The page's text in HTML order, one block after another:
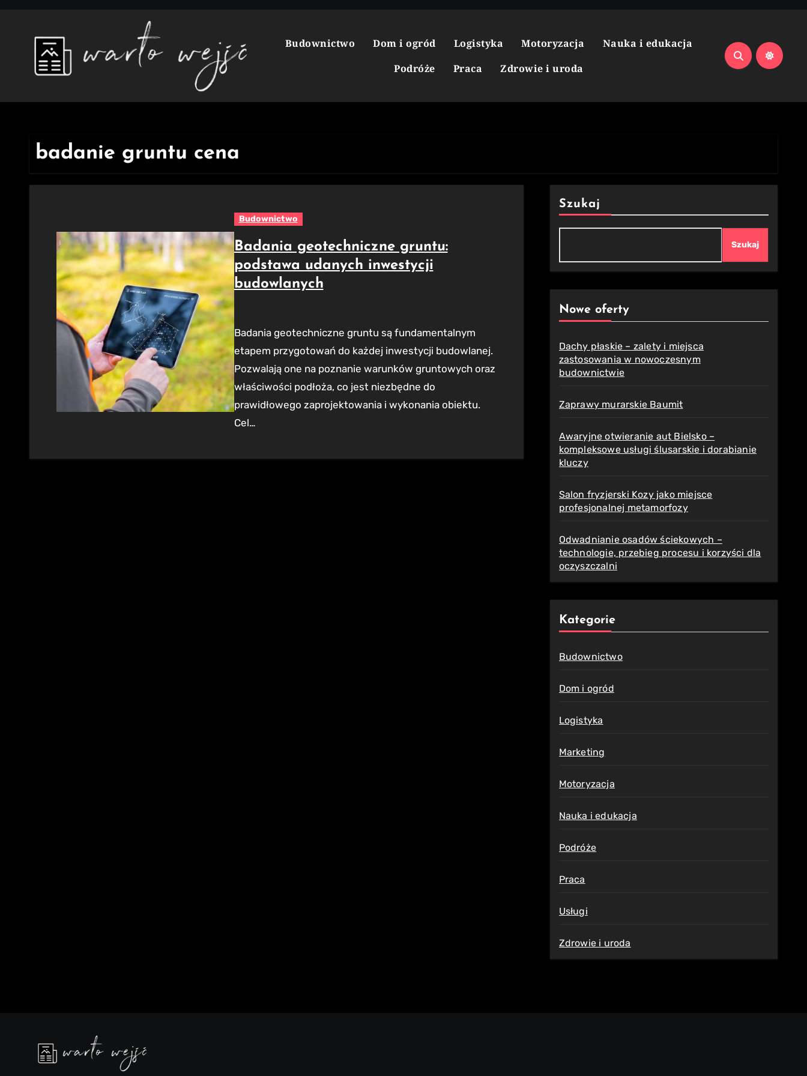
content
Budownictwo Dom i ogród Logistyka Motoryzacja
Nauka i edukacja
Podróże
Praca Zdrowie i uroda
badanie gruntu cena
Budownictwo
Badania geotechniczne gruntu:
podstawa udanych inwestycji
budowlanych
Badania geotechniczne gruntu są fundamentalnym
etapem przygotowań do każdej inwestycji budowlanej.
Pozwalają one na poznanie warunków gruntowych oraz
właściwości podłoża, co jest niezbędne do
prawidłowego zaprojektowania i wykonania obiektu.
Cel…
Szukaj
Szukaj
Nowe oferty
Dachy płaskie – zalety i miejsca
zastosowania w nowoczesnym
budownictwie
Zaprawy murarskie Baumit
Awaryjne otwieranie aut Bielsko –
kompleksowe usługi ślusarskie i dorabianie
kluczy
Salon fryzjerski Kozy jako miejsce
profesjonalnej metamorfozy
Odwadnianie osadów ściekowych –
technologie, przebieg procesu i korzyści dla
oczyszczalni
Kategorie
Budownictwo
Dom i ogród
Logistyka
Marketing
Motoryzacja
Nauka i edukacja
Podróże
Praca
Usługi
Zdrowie i uroda